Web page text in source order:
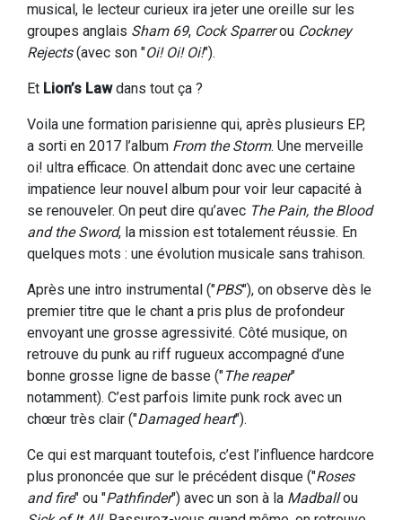
musical, le lecteur curieux ira jeter une oreille sur les
groupes anglais Sham 69, Cock Sparrerou Cockney
Rejects(avec son "Oi! Oi! Oi!").
Et Lion’s Lawdans tout ça ?
Voila une formation parisienne qui, après plusieurs EP,
a sorti en 2017 l’album From the Storm. Une merveille
oi! ultra efficace. On attendait donc avec une certaine
impatience leur nouvel album pour voir leur capacité à
se renouveler. On peut dire qu’avec The Pain, the Blood
and the Sword, la mission est totalement réussie. En
quelques mots : une évolution musicale sans trahison.
Après une intro instrumental ("PBS"), on observe dès le
premier titre que le chant a pris plus de profondeur
envoyant une grosse agressivité. Côté musique, on
retrouve du punk au riff rugueux accompagné d’une
bonne grosse ligne de basse ("The reaper"
notamment). C’est parfois limite punk rock avec un
chœur très clair ("Damaged heart").
Ce qui est marquant toutefois, c’est l’influence hardcore
plus prononcée que sur le précédent disque ("Roses
and fire" ou "Pathfinder") avec un son à la Madballou